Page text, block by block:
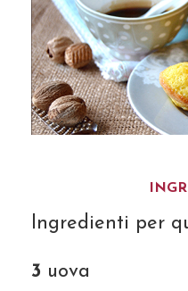
Ingredienti per
3 uova